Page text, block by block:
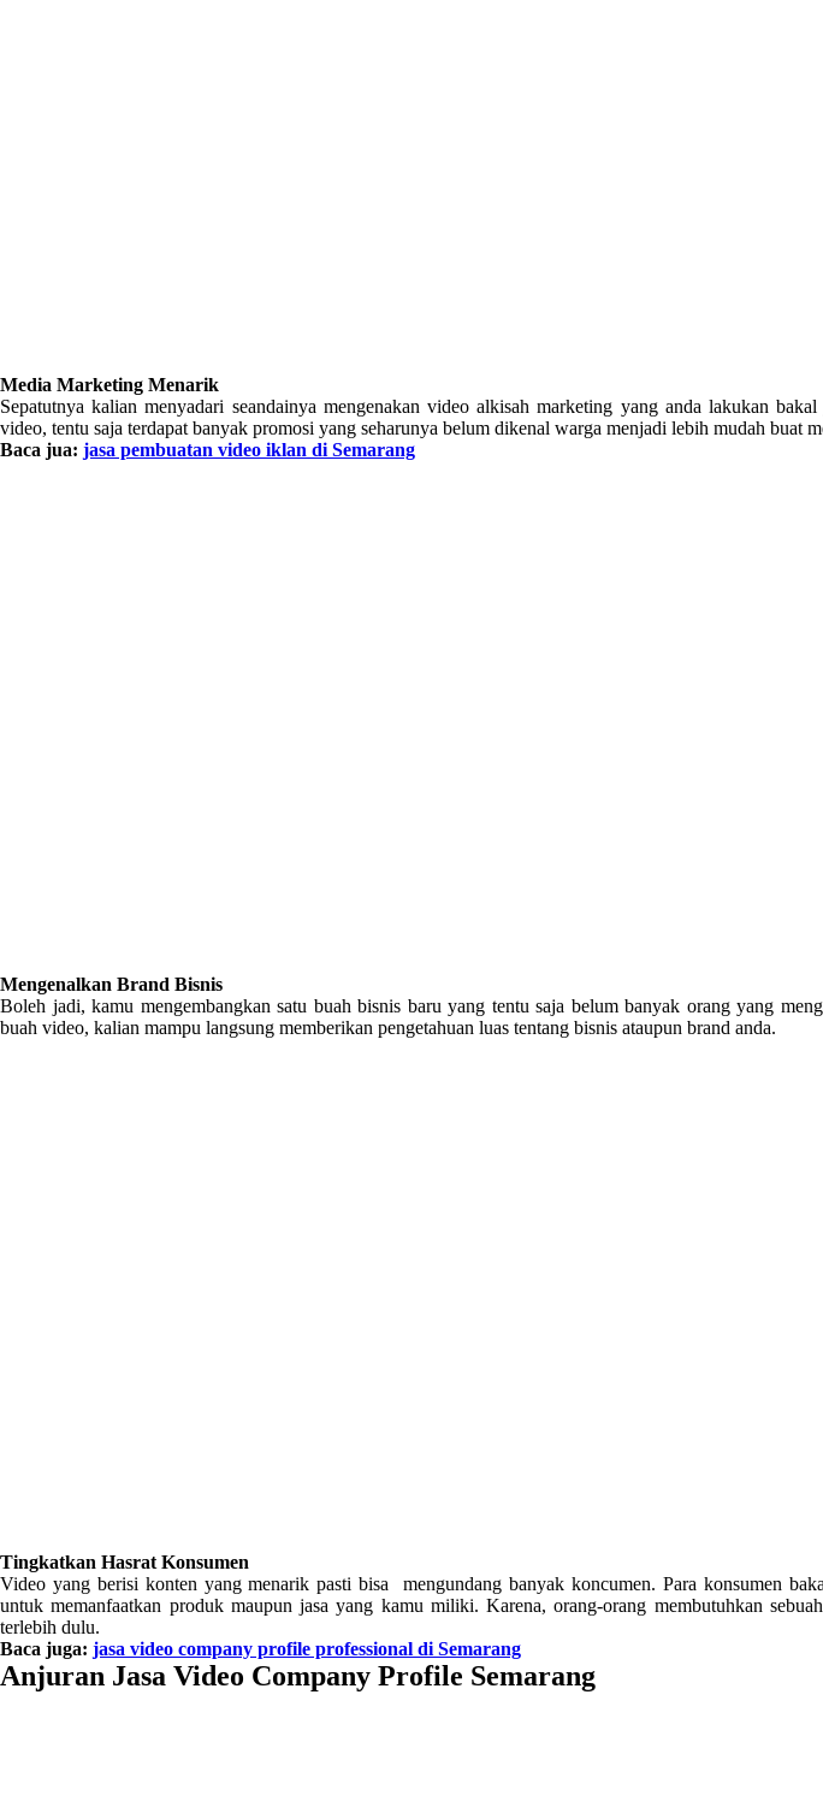
Media Marketing Menarik
Sepatutnya kalian menyadari seandainya mengenakan video alkisah marketing yang anda lakukan
video, tentu saja terdapat banyak promosi yang seharunya belum dikenal warga menjadi lebih mudah buat
Baca jua: jasa pembuatan video iklan di Semarang
Mengenalkan Brand Bisnis
Boleh jadi, kamu mengembangkan satu buah bisnis baru yang tentu saja belum banyak orang yang
buah video, kalian mampu langsung memberikan pengetahuan luas tentang bisnis ataupun brand anda.
Tingkatkan Hasrat Konsumen
Video yang berisi konten yang menarik pasti bisa mengundang banyak koncumen. Para konsumen
untuk memanfaatkan produk maupun jasa yang kamu miliki. Karena, orang-orang membutuhkan
terlebih dulu.
Baca juga: jasa video company profile professional di Semarang
Anjuran Jasa Video Company Profile Semarang